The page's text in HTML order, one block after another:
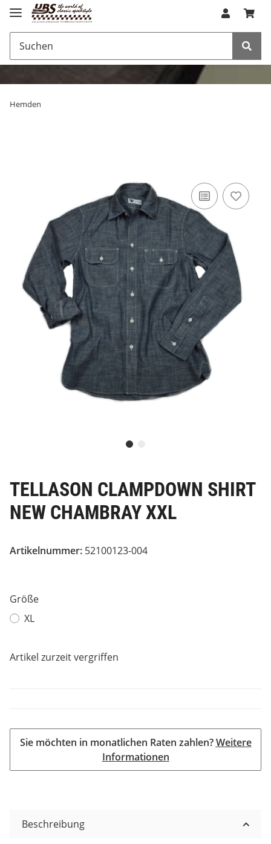
Hemden
TELLASON CLAMPDOWN SHIRT
NEW CHAMBRAY XXL
Artikelnummer: 52100123-004
Größe
XL
Artikel zurzeit vergriffen
Sie möchten in monatlichen Raten zahlen?Weitere
Informationen
Beschreibung